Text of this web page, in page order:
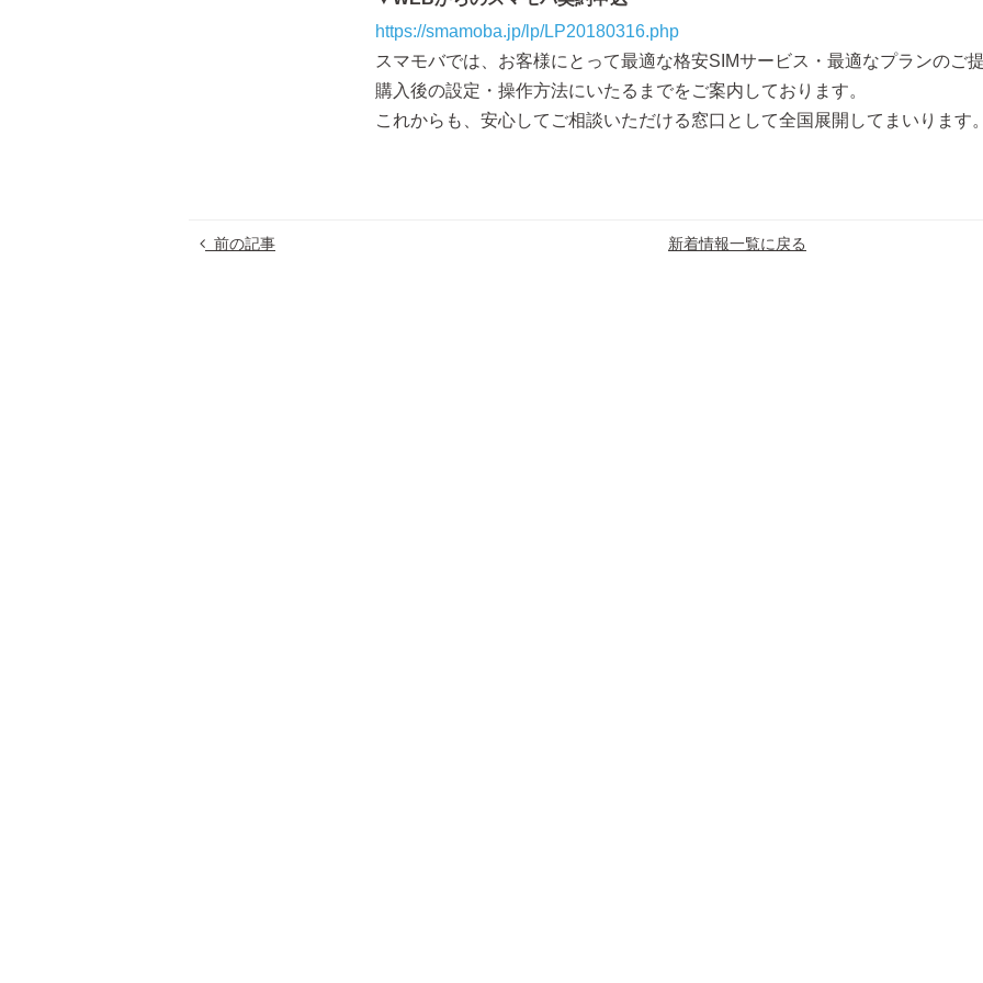
https://smamoba.jp/lp/LP20180316.php
スマモバでは、お客様にとって最適な格安SIMサービス・最適なプランのご提
購入後の設定・操作方法にいたるまでをご案内しております。
これからも、安心してご相談いただける窓口として全国展開してまいります。
前の記事 新着情報一覧に戻る